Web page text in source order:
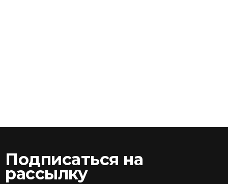
Подписаться на
рассылку